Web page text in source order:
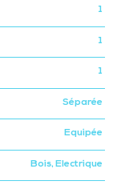
1
1
1
Séparée
Equipée
Bois, Electrique